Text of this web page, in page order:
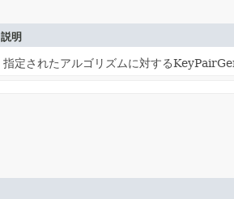
説明
指定されたアルゴリズムに対する